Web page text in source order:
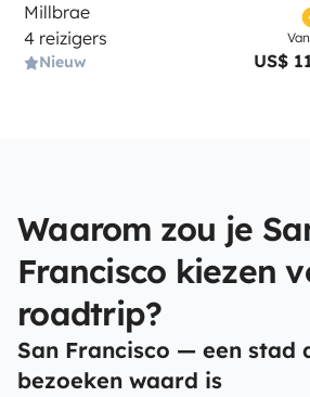
Millbrae
4 reizigers
Nieuw US$
Waarom zou je
Francisco kiezen
roadtrip?
San Francisco — een stad
bezoeken waard is